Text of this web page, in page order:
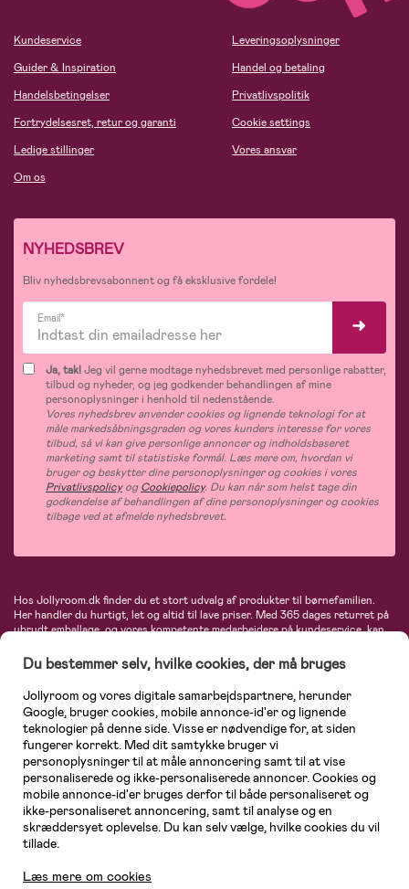
Kundeservice
Guider & Inspiration
Handelsbetingelser
Fortrydelsesret, retur og garanti
Ledige stillinger
Om os
Leveringsoplysninger
Handel og betaling
Privatlivspolitik
Cookie settings
Vores ansvar
NYHEDSBREV
Bliv nyhedsbrevsabonnent og få eksklusive fordele!
Email*
Ja, tak!Jeg vil gerne modtage nyhedsbrevet med personlige rabatter,
tilbud og nyheder, og jeg godkender behandlingen af mine
personoplysninger i henhold til nedenstående.
Vores nyhedsbrev anvender cookies og lignende teknologi for at
måle markedsåbningsgraden og vores kunders interesse for vores
tilbud, så vi kan give personlige annoncer og indholdsbaseret
marketing samt til statistiske formål. Læs mere om, hvordan vi
bruger og beskytter dine personoplysninger og cookies i vores
PrivatlivspolicyogCookiepolicy. Du kan når som helst tage din
godkendelse af behandlingen af dine personoplysninger og cookies
tilbage ved at afmelde nyhedsbrevet.
Hos Jollyroom.dk finder du et stort udvalg af produkter til børnefamilien.
Her handler du hurtigt, let og altid til lave priser. Med 365 dages returret på
ubrudt emballage, og vores kompetente medarbejdere på kundeservice, kan
barnevogne, autostole, børne- og babytøj, produkter til gravide og ammende
mødre, indretning og inspiration, legetøj, babyudstyr og meget mere. Vi
tilbyder produkter fra velkendte varemærker som Britax, Maxi-Cosi, Baby
Jogger, BabyBjörn, Didriksons, KidKraft, Ergobaby, Phillips Avent, Neonate,
Cybex, LEGO og mange flere. Kort sagt - et kæmpe sortiment venter på dig!
Du bestemmer selv, hvilke cookies, der må bruges
Jollyroom og vores digitale samarbejdspartnere, herunder
Google, bruger cookies, mobile annonce-id'er og lignende
teknologier på denne side. Visse er nødvendige for, at siden
fungerer korrekt. Med dit samtykke bruger vi
personoplysninger til at måle annoncering samt til at vise
personaliserede og ikke-personaliserede annoncer. Cookies og
mobile annonce-id'er bruges derfor til både personaliseret og
ikke-personaliseret annoncering, samt til analyse og en
skræddersyet oplevelse. Du kan selv vælge, hvilke cookies du vil
tillade.
Læs mere om cookies